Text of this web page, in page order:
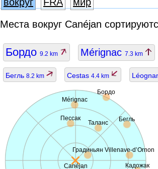
Места вокруг Canéjan
Бордо 9.2 km Mérignac 7.3 km
Бегль 8.2 km Cestas 4.4 km
Canéjan
Бордо
Mérignac
Пессак
Таланс
Villenave-d’Ornon
Градиньян
Бегль
Кадожак